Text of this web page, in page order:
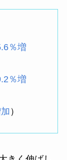
％増
％増
）